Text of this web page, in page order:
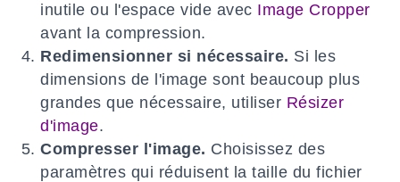
inutile ou l'espace vide avec Image Cropper
avant la compression.
Redimensionner si nécessaire. Si les
dimensions de l'image sont beaucoup plus
grandes que nécessaire, utiliser Résizer
d'image.
Compresser l'image. Choisissez des
paramètres qui réduisent la taille du fichier